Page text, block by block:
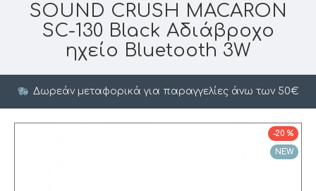
SOUND CRUSH MACARON
SC-130 Black Aδιάβροχο
ηχείο Bluetooth 3W
Δωρεάν μεταφορικά για παραγγελίες άνω των 50€
NEW
-20 %